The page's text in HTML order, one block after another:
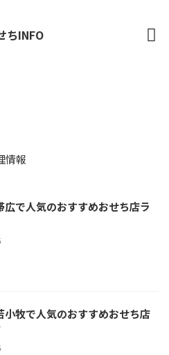
ちINFO
情報
広で人気のおすすめおせち店ラ
小牧で人気のおすすめおせち店